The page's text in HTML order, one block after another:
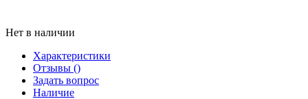
Нет в наличии
Характеристики
Отзывы ()
Задать вопрос
Наличие